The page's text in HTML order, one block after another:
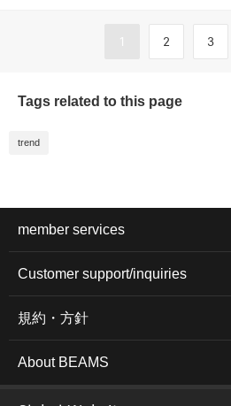
1 2 3
Tags related to this page
trend
member services
Customer support/inquiries
規約・方針
About BEAMS